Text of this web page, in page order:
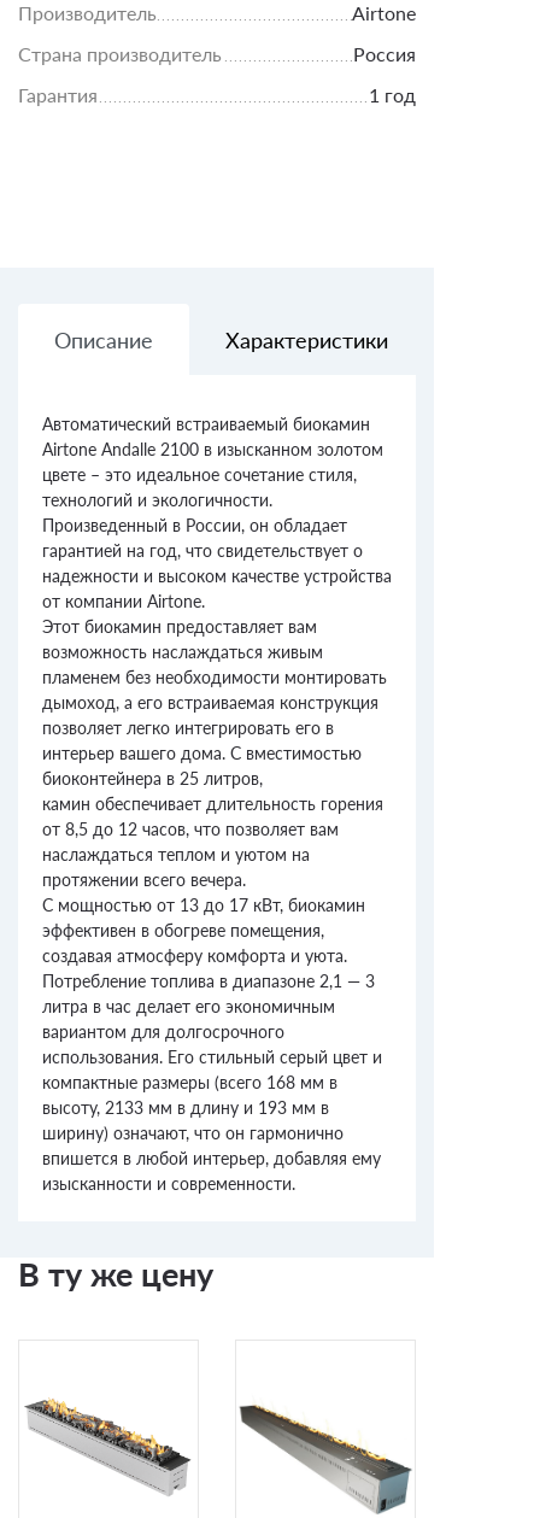
Производитель
Airtone
Страна производитель
Россия
Гарантия
1 год
Описание Характеристики
Автоматический встраиваемый биокамин
Airtone Andalle 2100 в изысканном золотом
цвете – это идеальное сочетание стиля,
технологий и экологичности.
Произведенный в России, он обладает
гарантией на год, что свидетельствует о
надежности и высоком качестве устройства
от компании Airtone.
Этот биокамин предоставляет вам
возможность наслаждаться живым
пламенем без необходимости монтировать
дымоход, а его встраиваемая конструкция
позволяет легко интегрировать его в
интерьер вашего дома. С вместимостью
биоконтейнера в 25 литров,
камин обеспечивает длительность горения
от 8,5 до 12 часов, что позволяет вам
наслаждаться теплом и уютом на
протяжении всего вечера.
С мощностью от 13 до 17 кВт, биокамин
эффективен в обогреве помещения,
создавая атмосферу комфорта и уюта.
Потребление топлива в диапазоне 2,1 — 3
литра в час делает его экономичным
вариантом для долгосрочного
использования. Его стильный серый цвет и
компактные размеры (всего 168 мм в
высоту, 2133 мм в длину и 193 мм в
ширину) означают, что он гармонично
впишется в любой интерьер, добавляя ему
изысканности и современности.
В ту же цену